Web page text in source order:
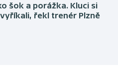
šok a porážka. Kluci si
řekl trenér Plzně